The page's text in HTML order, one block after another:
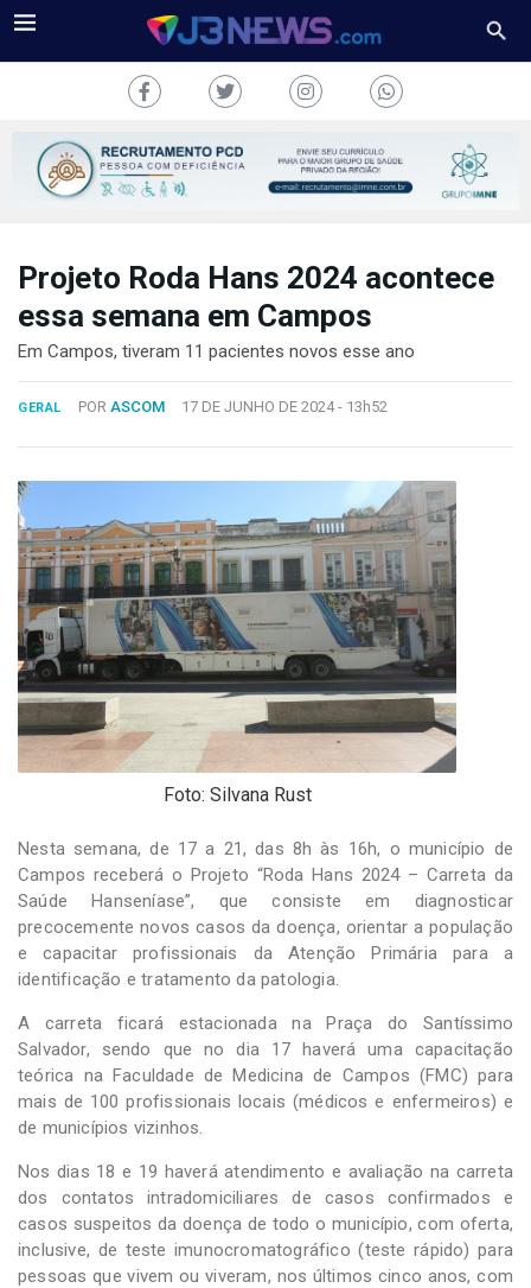
J3NEWS
COLUNAS
CONOSCO
Copyright
2024
Desenvolvido
por
Hesea
Tecnologia
Sistemas
Projeto Roda Hans 2024 acontece
essa semana em Campos
Em Campos, tiveram 11 pacientes novos esse ano
GERAL POR ASCOM 17 DE JUNHO DE 2024 - 13h52
Foto: Silvana Rust
Nesta semana, de 17 a 21, das 8h às 16h, o município de
Campos receberá o Projeto “Roda Hans 2024 – Carreta da
Saúde Hanseníase”, que consiste em diagnosticar
precocemente novos casos da doença, orientar a população
e capacitar profissionais da Atenção Primária para a
identificação e tratamento da patologia.
A carreta ficará estacionada na Praça do Santíssimo
Salvador, sendo que no dia 17 haverá uma capacitação
teórica na Faculdade de Medicina de Campos (FMC) para
mais de 100 profissionais locais (médicos e enfermeiros) e
de municípios vizinhos.
Nos dias 18 e 19 haverá atendimento e avaliação na carreta
dos contatos intradomiciliares de casos confirmados e
casos suspeitos da doença de todo o município, com oferta,
inclusive, de teste imunocromatográfico (teste rápido) para
pessoas que vivem ou viveram, nos últimos cinco anos, com